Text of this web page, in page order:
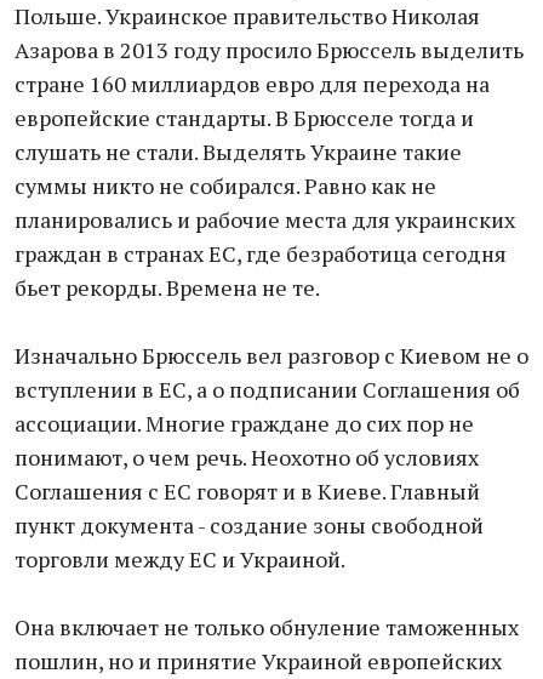
Польше. Украинское правительство Николая
Азарова в 2013 году просило Брюссель выделить
стране 160 миллиардов евро для перехода на
европейские стандарты. В Брюсселе тогда и
слушать не стали. Выделять Украине такие
суммы никто не собирался. Равно как не
планировались и рабочие места для украинских
граждан в странах ЕС, где безработица сегодня
бьет рекорды. Времена не те.
Изначально Брюссель вел разговор с Киевом не о
вступлении в ЕС, а о подписании Соглашения об
ассоциации. Многие граждане до сих пор не
понимают, о чем речь. Неохотно об условиях
Соглашения с ЕС говорят и в Киеве. Главный
пункт документа - создание зоны свободной
торговли между ЕС и Украиной.
Она включает не только обнуление таможенных
пошлин, но и принятие Украиной европейских